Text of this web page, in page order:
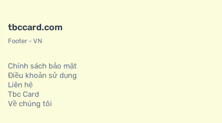
tbccard.com
Footer - VN
Chính sách bảo mật
Điều khoản sử dụng
Liên hệ
Tbc Card
Về chúng tôi